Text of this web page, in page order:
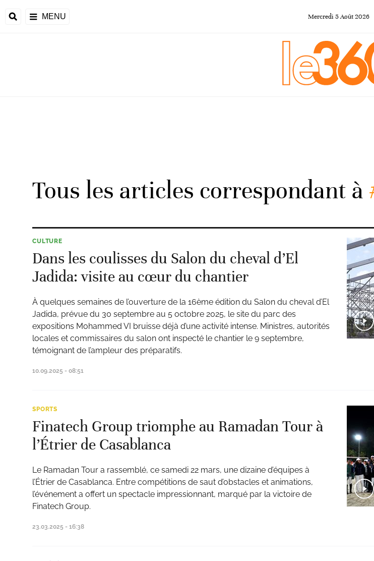
MENU Mercredi 5Août2026
Tous les articles correspondant à
CULTURE
Dans les coulisses du Salon du cheval d’El
Jadida: visite au cœur du chantier
À quelques semaines de l’ouverture de la 16ème édition du Salon du cheval d’El
Jadida, prévue du 30 septembre au 5 octobre 2025, le site du parc des
expositions Mohammed VI bruisse déjà d’une activité intense. Ministres, autorités
locales et commissaires du salon ont inspecté le chantier le 9 septembre,
témoignant de l’ampleur des préparatifs.
10.09.2025 - 08:51
SPORTS
Finatech Group triomphe au Ramadan Tour à
l’Étrier de Casablanca
Le Ramadan Tour a rassemblé, ce samedi 22 mars, une dizaine d’équipes à
l’Étrier de Casablanca. Entre compétitions de saut d’obstacles et animations,
l’événement a offert un spectacle impressionnant, marqué par la victoire de
Finatech Group.
23.03.2025 - 16:38